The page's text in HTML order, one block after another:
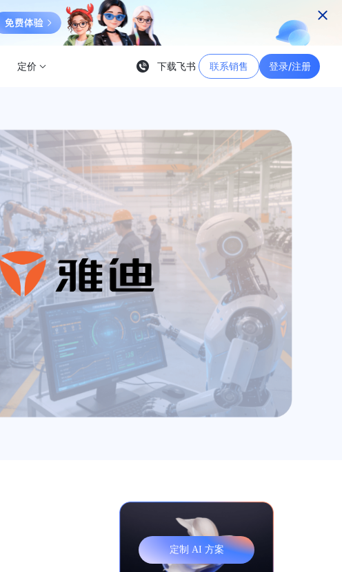
定价 下载飞书 联系销售 登录/注册
定制 AI 方案